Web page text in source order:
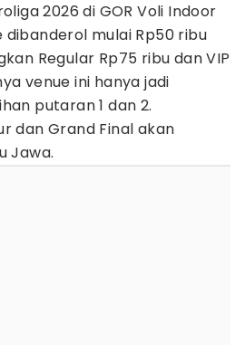
2026 di GOR Voli Indoor
mulai Rp50 ribu
Regular Rp75 ribu dan VIP
venue ini hanya jadi
putaran 1 dan 2.
dan Grand Final akan
Jawa.